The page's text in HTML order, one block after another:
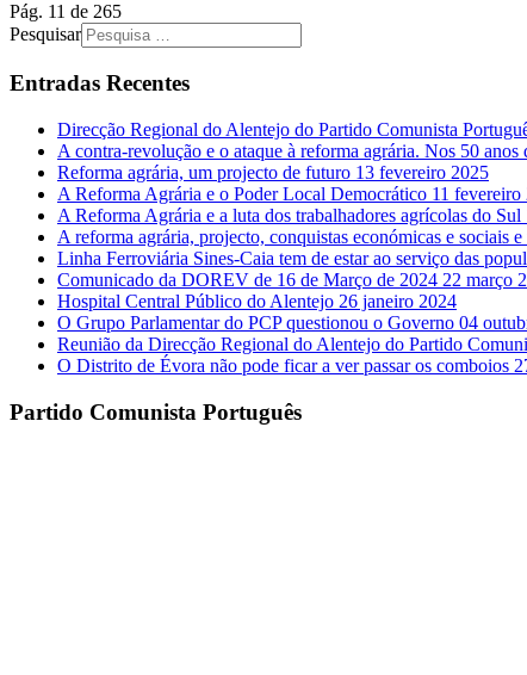
Pág. 11 de 265
Pesquisar
Entradas Recentes
Direcção Regional do Alentejo do Partido Comunista
A contra-revolução e o ataque à reforma agrária. Nos 50
Reforma agrária, um projecto de futuro 13 fevereiro 2025
A Reforma Agrária e o Poder Local Democrático 11 fevereiro
A Reforma Agrária e a luta dos trabalhadores agrícolas do Sul
A reforma agrária, projecto, conquistas económicas e sociais
Linha Ferroviária Sines-Caia tem de estar ao serviço das
Comunicado da DOREV de 16 de Março de 2024 22 março
Hospital Central Público do Alentejo 26 janeiro 2024
O Grupo Parlamentar do PCP questionou o Governo 04
Reunião da Direcção Regional do Alentejo do Partido
O Distrito de Évora não pode ficar a ver passar os comboios
Partido Comunista Português